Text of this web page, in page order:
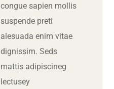
congue sapien mollis
suspende preti
alesuada enim vitae
dignissim. Seds
mattis adipiscineg
lectusey